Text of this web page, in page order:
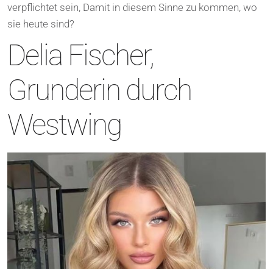
verpflichtet sein, Damit in diesem Sinne zu kommen, wo
sie heute sind?
Delia Fischer,
Grunderin durch
Westwing